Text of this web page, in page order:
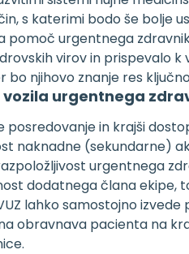
s katerimi bodo še bolje
pomoč urgentnega
virov in prispevalo
bo njihovo znanje res
urgentnega
posredovanje in krajši
naknadne (sekundarne)
urgentnega
dodatnega člana ekipe,
lahko samostojno
obravnava pacienta na